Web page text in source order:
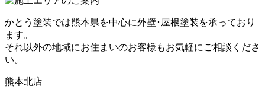
かとう塗装では熊本県を中心に外壁･屋根塗装を承っており
ます。
それ以外の地域にお住まいのお客様もお気軽にご相談くださ
い。
熊本北店